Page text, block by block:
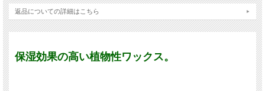
返品についての詳細はこちら
保湿効果の高い植物性ワックス。